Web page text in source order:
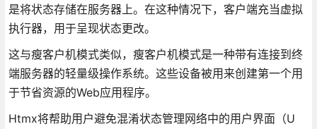
是将状态存储在服务器上。在这种情况下，客户端充当虚拟
执行器，用于呈现状态更改。
这与瘦客户机模式类似，瘦客户机模式是一种带有连接到终
端服务器的轻量级操作系统。这些设备被用来创建第一个用
于节省资源的Web应用程序。
Htmx将帮助用户避免混淆状态管理网络中的用户界面（U